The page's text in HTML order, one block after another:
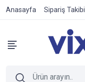
Anasayfa Sipariş Takibi